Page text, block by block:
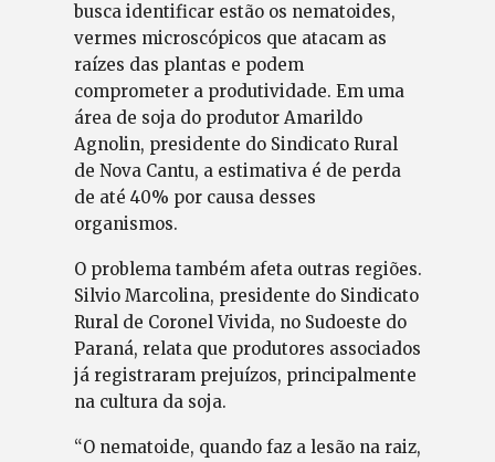
busca identificar estão os nematoides,
vermes microscópicos que atacam as
raízes das plantas e podem
comprometer a produtividade. Em uma
área de soja do produtor Amarildo
Agnolin, presidente do Sindicato Rural
de Nova Cantu, a estimativa é de perda
de até 40% por causa desses
organismos.
O problema também afeta outras regiões.
Silvio Marcolina, presidente do Sindicato
Rural de Coronel Vivida, no Sudoeste do
Paraná, relata que produtores associados
já registraram prejuízos, principalmente
na cultura da soja.
“O nematoide, quando faz a lesão na raiz,